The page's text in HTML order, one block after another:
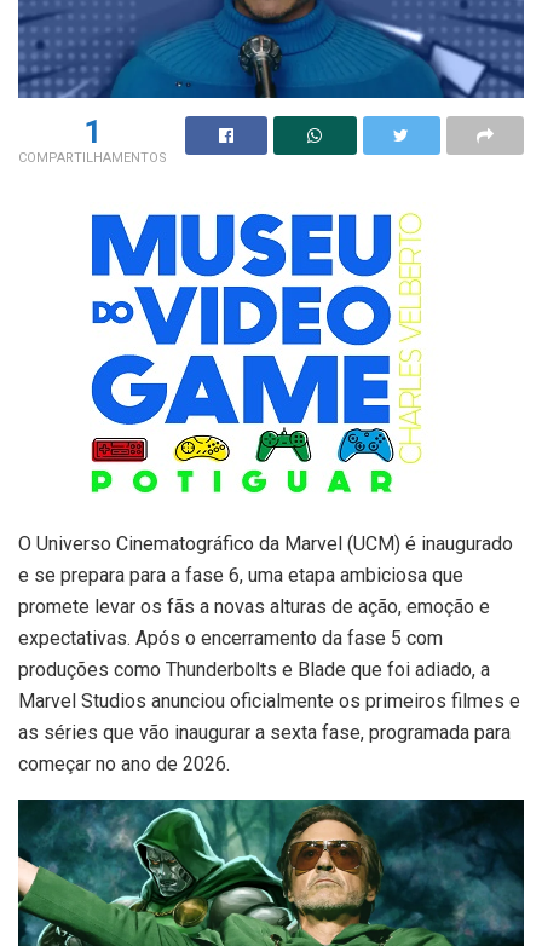
1
COMPARTILHAMENTOS
O Universo Cinematográfico da Marvel (UCM) é inaugurado
e se prepara para a fase 6, uma etapa ambiciosa que
promete levar os fãs a novas alturas de ação, emoção e
expectativas. Após o encerramento da fase 5 com
produções como Thunderbolts e Blade que foi adiado, a
Marvel Studios anunciou oficialmente os primeiros filmes e
as séries que vão inaugurar a sexta fase, programada para
começar no ano de 2026.